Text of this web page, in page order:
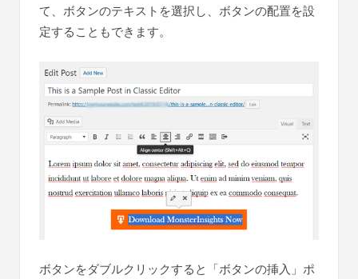
て、ボタンのテキストを選択し、ボタンの配置を設
定することもできます。
ボタンをダブルクリックすると「ボタンの挿入」ポ